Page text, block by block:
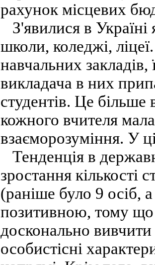
рахунок місцевих
З'явилися в Україні
школи, коледжі,
навчальних
викладача в них
студентів. Це більше
кожного вчителя
взаєморозуміння. У
Тенденція в
зростання кількості
(раніше було 9 осіб,
позитивною, тому
досконально
особистісні